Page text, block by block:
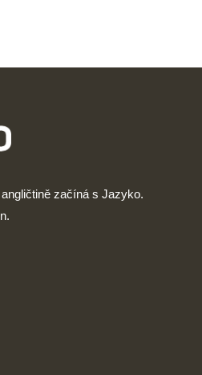
začíná s Jazyko.